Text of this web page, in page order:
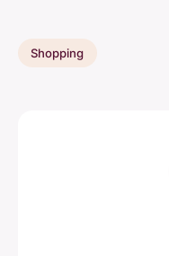
Shopping